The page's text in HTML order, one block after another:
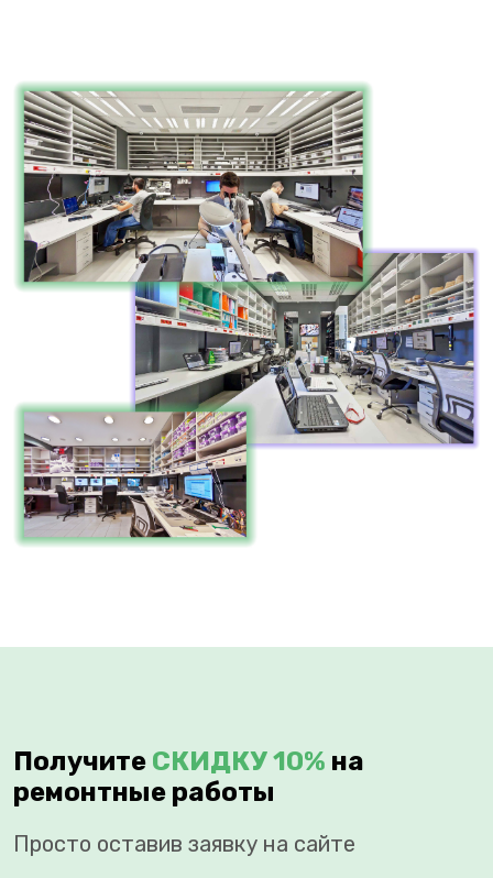
Получите СКИДКУ 10% на
ремонтные работы
Просто оставив заявку на сайте